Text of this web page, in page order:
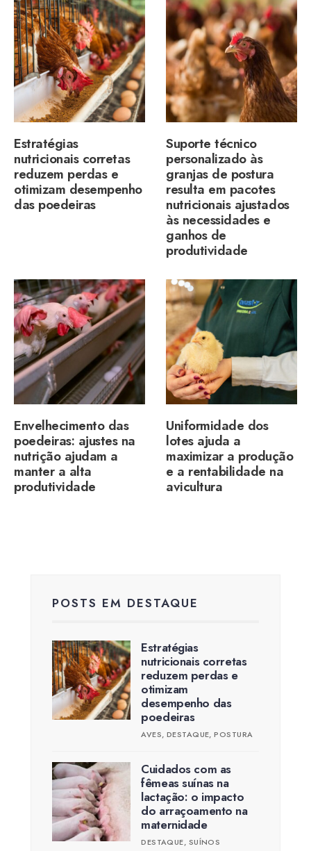
Estratégias
nutricionais corretas
reduzem perdas e
otimizam desempenho
das poedeiras
Suporte técnico
personalizado às
granjas de postura
resulta em pacotes
nutricionais ajustados
às necessidades e
ganhos de
produtividade
Envelhecimento das
poedeiras: ajustes na
nutrição ajudam a
manter a alta
produtividade
Uniformidade dos
lotes ajuda a
maximizar a produção
e a rentabilidade na
avicultura
POSTS EM DESTAQUE
Estratégias
nutricionais corretas
reduzem perdas e
otimizam
desempenho das
poedeiras
AVES, DESTAQUE,POSTURA
Cuidados com as
fêmeas suínas na
lactação: o impacto
do arraçoamento na
maternidade
DESTAQUE, SUÍNOS